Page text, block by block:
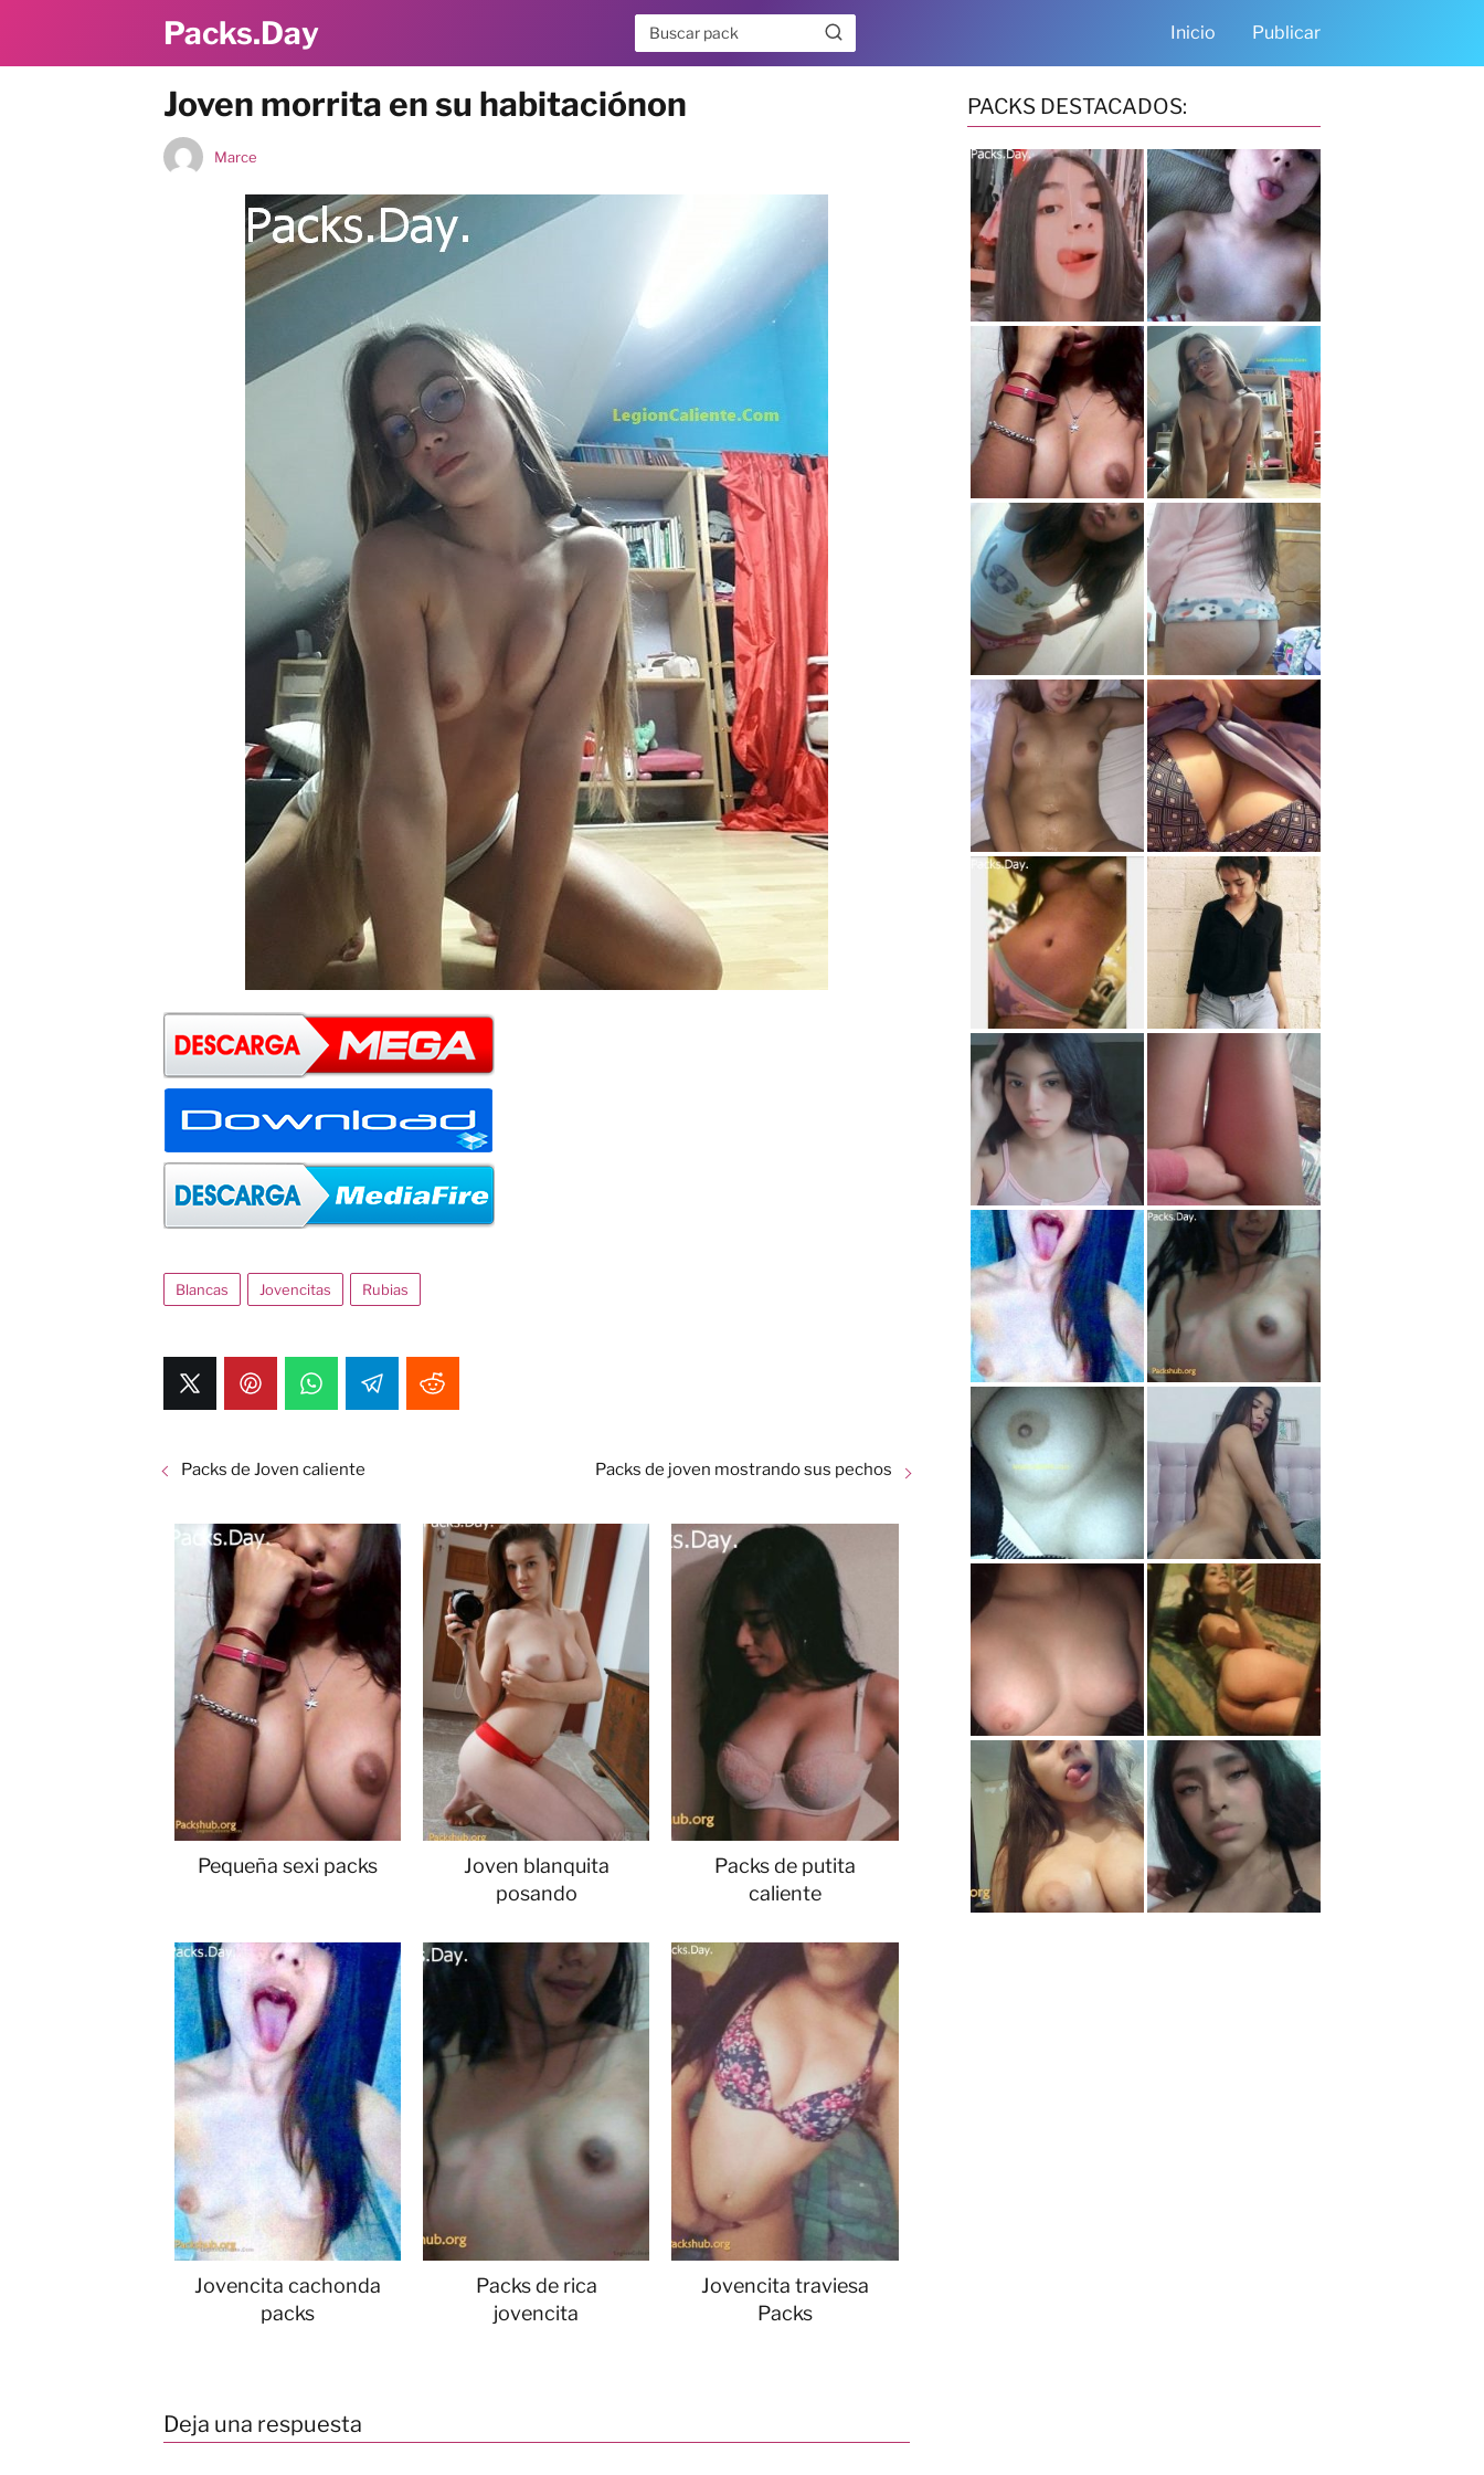
Packs.Day Inicio Publicar
Joven morrita en su habitaciónon
Marce
Blancas Jovencitas Rubias
Packs de Joven caliente Packs de joven mostrando sus pechos
Pequeña sexi packs
Joven blanquita
posando
Packs de putita
caliente
Jovencita cachonda
packs
Packs de rica
jovencita
Jovencita traviesa
Packs
Deja una respuesta
PACKS DESTACADOS: